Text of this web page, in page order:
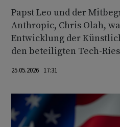
Papst Leo und der
Anthropic, Chris Olah,
Entwicklung der
den beteiligten ‌Tech-
25.05.2026 17:31